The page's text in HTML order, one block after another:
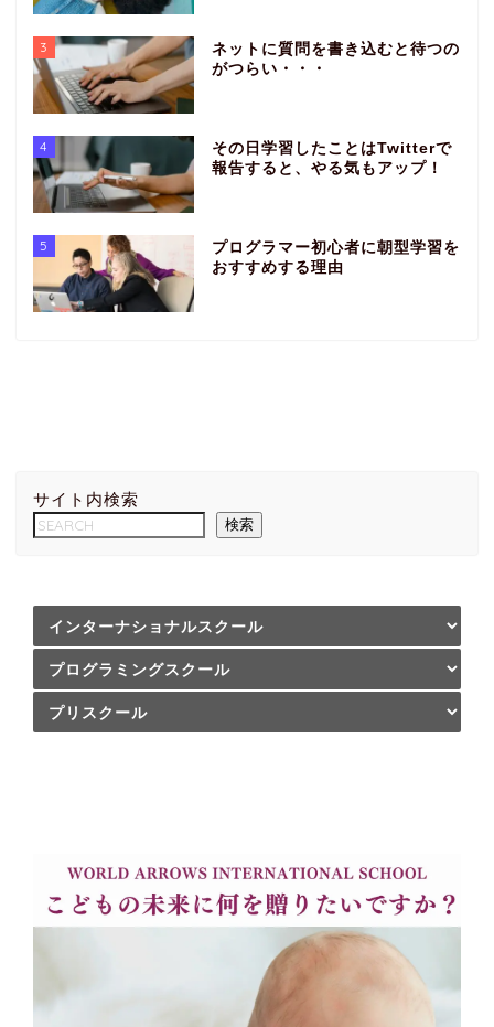
3
ネットに質問を書き込むと待つの
がつらい・・・
4
その日学習したことはTwitterで
報告すると、やる気もアップ！
5
プログラマー初心者に朝型学習を
おすすめする理由
サイト内検索
検索